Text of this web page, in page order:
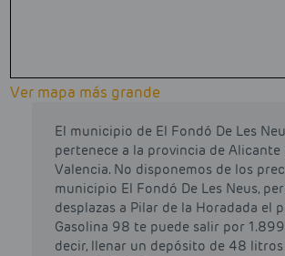
Ver mapa más grande
El municipio de El Fondó De Les
pertenece a la provincia de Alicante
Valencia. No disponemos de los
municipio El Fondó De Les Neus,
desplazas a Pilar de la Horadada el
Gasolina 98 te puede salir por
decir, llenar un depósito de 48